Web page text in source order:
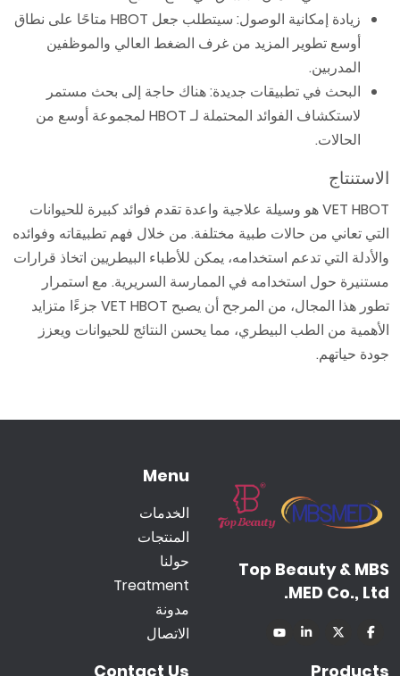
زيادة إمكانية الوصول: سيتطلب جعل HBOT متاحًا على نطاق
أوسع تطوير المزيد من غرف الضغط العالي والموظفين
المدربين.
البحث في تطبيقات جديدة: هناك حاجة إلى بحث مستمر
لاستكشاف الفوائد المحتملة لـ HBOT لمجموعة أوسع من
الحالات.
الاستنتاج
VET HBOT هو وسيلة علاجية واعدة تقدم فوائد كبيرة للحيوانات
التي تعاني من حالات طبية مختلفة. من خلال فهم تطبيقاته وفوائده
والأدلة التي تدعم استخدامه، يمكن للأطباء البيطريين اتخاذ قرارات
مستنيرة حول استخدامه في الممارسة السريرية. مع استمرار
تطور هذا المجال، من المرجح أن يصبح VET HBOT جزءًا متزايد
الأهمية من الطب البيطري، مما يحسن النتائج للحيوانات ويعزز
جودة حياتهم.
Top Beauty & MBS
MED Co., Ltd.
Menu
الخدمات
المنتجات
حولنا
Treatment
مدونة
الاتصال
Products
Contact Us